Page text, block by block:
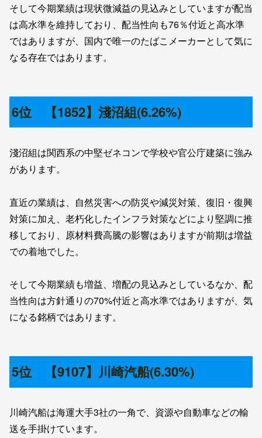
そして今期業績は現状微減益の見込みとしていますが配当
は高水準を維持しており、配当性向も76％付近と高水準
ではありますが、国内で唯一のたばこメーカーとして気に
なる存在ではあります。
6位 【1852】淺沼組(6.26%)
淺沼組は関西系の中堅ゼネコンで学校や官公庁建築に強み
があります。
直近の業績は、自然災害への防災や減災対策、復旧・復興
対策に加え、老朽化したインフラ対策などにより堅調に推
移しており、原材料費高騰の影響はありますが前期は増益
での着地でした。
そして今期業績も増益、増配の見込みとしているなか、配
当性向は方針通りの70%付近と高水準ではありますが、気
になる銘柄ではあります。
5位 【9107】川崎汽船(6.30%)
川崎汽船は海運大手3社の一角で、資源や自動車などの輸
送を手掛けています。